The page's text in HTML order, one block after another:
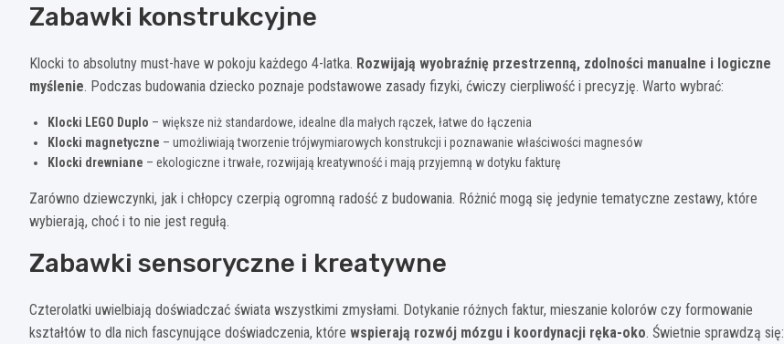
Zabawki konstrukcyjne
Klocki to absolutny must-have w pokoju każdego 4-latka. Rozwijają wyobraźnię przestrzenną, zdolności manualne i logiczne
myślenie. Podczas budowania dziecko poznaje podstawowe zasady fizyki, ćwiczy cierpliwość i precyzję. Warto wybrać:
Klocki LEGO Duplo – większe niż standardowe, idealne dla małych rączek, łatwe do łączenia
Klocki magnetyczne – umożliwiają tworzenie trójwymiarowych konstrukcji i poznawanie właściwości magnesów
Klocki drewniane – ekologiczne i trwałe, rozwijają kreatywność i mają przyjemną w dotyku fakturę
Zarówno dziewczynki, jak i chłopcy czerpią ogromną radość z budowania. Różnić mogą się jedynie tematyczne zestawy, które
wybierają, choć i to nie jest regułą.
Zabawki sensoryczne i kreatywne
Czterolatki uwielbiają doświadczać świata wszystkimi zmysłami. Dotykanie różnych faktur, mieszanie kolorów czy formowanie
kształtów to dla nich fascynujące doświadczenia, które wspierają rozwój mózgu i koordynacji ręka-oko. Świetnie sprawdzą się: